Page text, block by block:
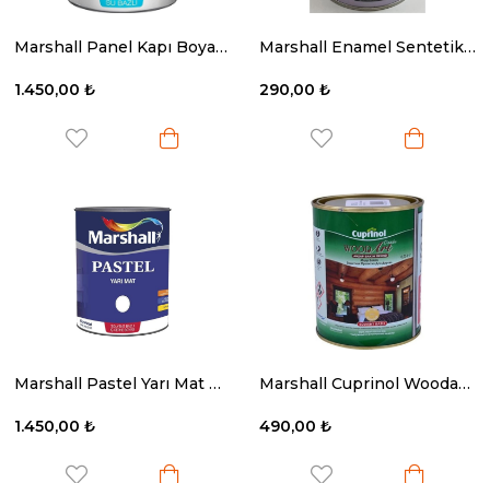
Marshall Panel Kapı Boyası Beyaz 2.5 Lt.
1.450,00 ₺
Marshall Enamel Sentetik Astar 1 Kg.
290,00 ₺
Marshall Pastel Yarı Mat Bc Baz 2.5 Lt.
1.450,00 ₺
Marshall Cuprinol Woodart Klasik Vernikli Ahşap Bakım Ürünü 0.75 Lt
490,00 ₺